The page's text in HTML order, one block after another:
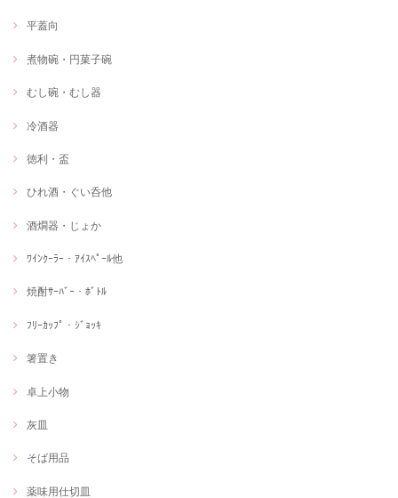
平蓋向
煮物碗・円菓子碗
むし碗・むし器
冷酒器
徳利・盃
ひれ酒・ぐい呑他
酒燗器・じょか
ﾜｲﾝｸｰﾗｰ・ｱｲｽﾍﾟｰﾙ他
焼酎ｻｰﾊﾞｰ・ﾎﾞﾄﾙ
ﾌﾘｰｶｯﾌﾟ・ｼﾞｮｯｷ
箸置き
卓上小物
灰皿
そば用品
薬味用仕切皿